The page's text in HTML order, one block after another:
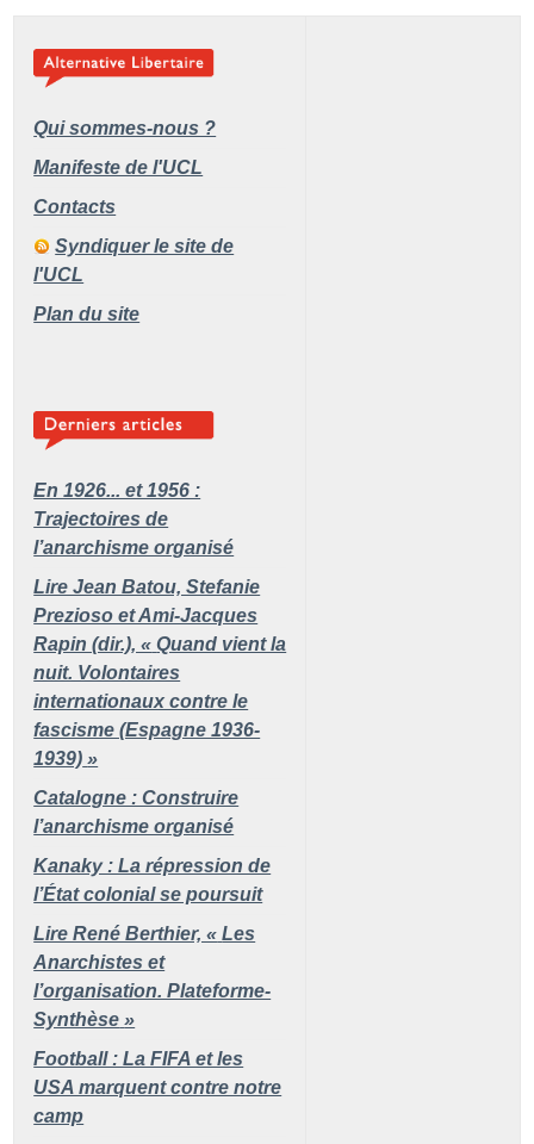
Qui sommes-nous ?
Manifeste de l'UCL
Contacts
Syndiquer le site de
l'UCL
Plan du site
En 1926... et 1956 :
Trajectoires de
l’anarchisme organisé
Lire Jean Batou, Stefanie
Prezioso et Ami-Jacques
Rapin (dir.), « Quand vient la
nuit. Volontaires
internationaux contre le
fascisme (Espagne 1936-
1939) »
Catalogne : Construire
l’anarchisme organisé
Kanaky : La répression de
l’État colonial se poursuit
Lire René Berthier, « Les
Anarchistes et
l’organisation. Plateforme-
Synthèse »
Football : La FIFA et les
USA marquent contre notre
camp